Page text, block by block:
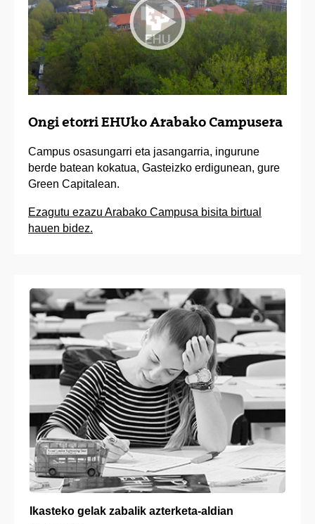
Ongi etorri EHUko Arabako Campusera
Campus osasungarri eta jasangarria, ingurune
berde batean kokatua, Gasteizko erdigunean, gure
Green Capitalean.
Ezagutu ezazu Arabako Campusa bisita birtual
hauen bidez.
Ikasteko gelak zabalik azterketa-aldian